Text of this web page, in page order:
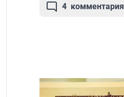
4 комментария